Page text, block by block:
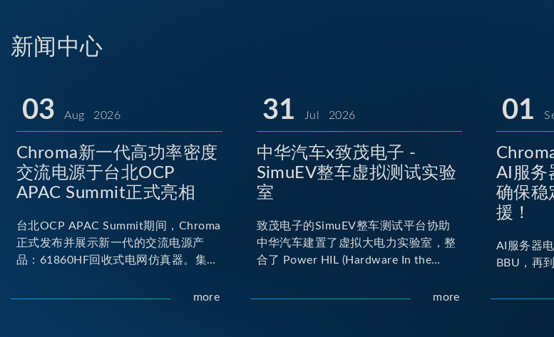
新闻中心
03 Aug 2026
Chroma新一代高功率密度
交流电源于台北OCP
APAC Summit正式亮相
台北OCP APAC Summit期间，Chroma
正式发布并展示新一代的交流电源产
品：61860HF回收式电网仿真器。集合
散热技术，实现5U高度具备最大60kVA
more
31 Jul 2026
中华汽车x致茂电子 -
SimuEV整车虚拟测试实验
室
致茂电子的SimuEV整车测试平台协助
中华汽车建置了虚拟大电力实验室，整
合了 Power HIL (Hardware In the
more
01
AI服务
确保稳
援！
AI服务器
BBU，再